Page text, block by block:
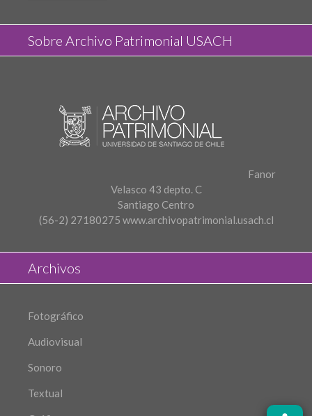
Sobre Archivo Patrimonial USACH
Fanor
Velasco 43 depto. C
Santiago Centro
(56-2) 27180275 www.archivopatrimonial.usach.cl
Archivos
Fotográfico
Audiovisual
Sonoro
Textual